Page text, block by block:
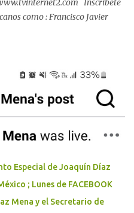
como : Francisco Javier
Especial de Joaquín Díaz
; Lunes de FACEBOOK
Mena y el Secretario de